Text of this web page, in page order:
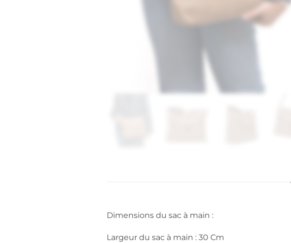
Dimensions du sac à main :
Largeur du sac à main : 30 Cm